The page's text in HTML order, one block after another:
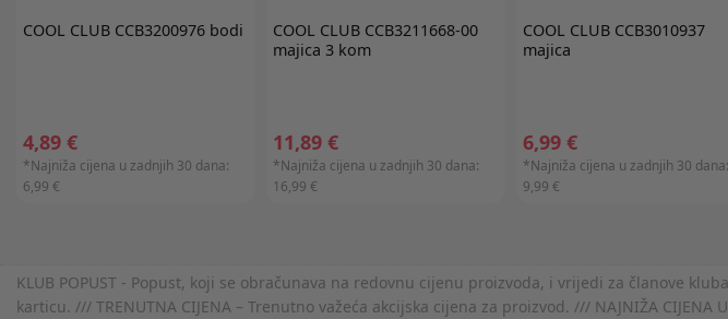
COOL CLUBCCB3200976 bodi
4,89 €
*Najniža cijena u zadnjih 30 dana:
6,99 €
COOL CLUB CCB3211668-00
majica 3 kom
11,89 €
*Najniža cijena u zadnjih 30 dana:
16,99 €
COOL CLUB CCB3010937
majica
6,99 €
*Najniža cijena u zadnjih 30 dana:
9,99 €
KLUB POPUST - Popust, koji se obračunava na redovnu cijenu proizvoda, i vrijedi za članove
karticu. /// TRENUTNA CIJENA – Trenutno važeća akcijska cijena za proizvod. /// NAJNIŽA